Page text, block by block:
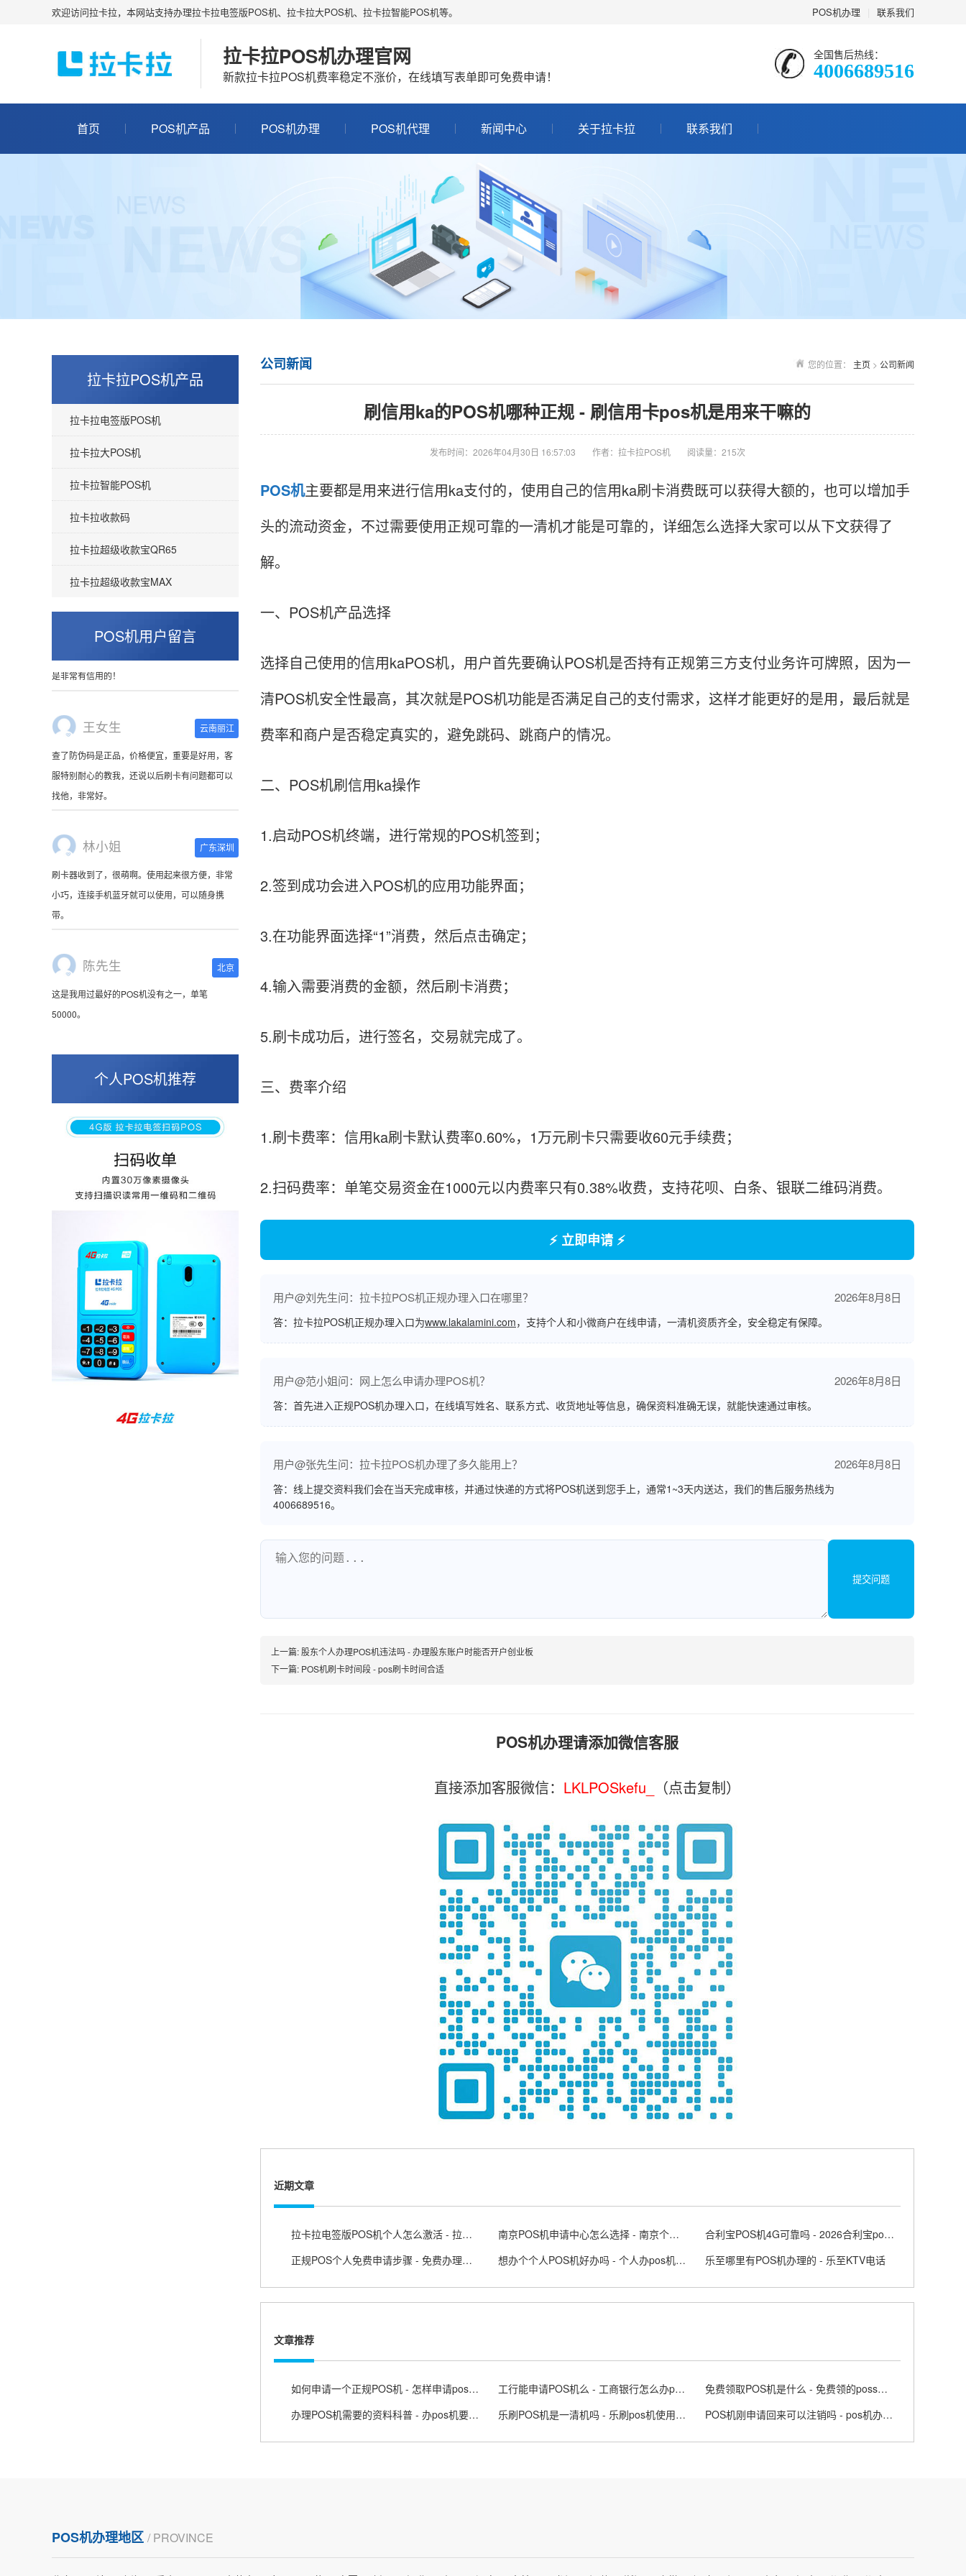
POS机办理 联系我们
欢迎访问拉卡拉，本网站支持办理拉卡拉电签版POS机、拉卡拉大POS机、拉卡拉智能POS机等。
拉卡拉POS机办理官网
新款拉卡拉POS机费率稳定不涨价，在线填写表单即可免费申请！
全国售后热线：
4006689516
首页 POS机产品 POS机办理 POS机代理 新闻中心 关于拉卡拉 联系我们
拉卡拉POS机产品
拉卡拉电签版POS机
拉卡拉大POS机
拉卡拉智能POS机
拉卡拉收款码
拉卡拉超级收款宝QR65
拉卡拉超级收款宝MAX
POS机用户留言
查了防伪码是正品，价格便宜，重要是好用，客
服特别耐心的教我，还说以后刷卡有问题都可以
找他，非常好。
刷卡器收到了，很萌啊。使用起来很方便，非常
小巧，连接手机蓝牙就可以使用，可以随身携
带。
这是我用过最好的POS机没有之一，单笔
50000。
好，但是可以接受。售后服务好整体比较满意。
周先生
孙女士
收到用了还可以，朋友推荐用的，她之前用了竟
然给提额了，希望我也能提呃，客服还和我说了
很多提额小技巧希望有用吧。
杨先生
下单要了两个，用了一个，这个还没用，到账很
个人POS机推荐
您的位置： 主页 > 公司新闻
公司新闻
刷信用ka的POS机哪种正规 - 刷信用卡pos机是用来干嘛的
发布时间：2026年04月30日 16:57:03 作者：拉卡拉POS机 阅读量：215次
POS机主要都是用来进行信用ka支付的，使用自己的信用ka刷卡消费既可以获得大额的，也可以增加手
头的流动资金，不过需要使用正规可靠的一清机才能是可靠的，详细怎么选择大家可以从下文获得了
解。
一、POS机产品选择
选择自己使用的信用kaPOS机，用户首先要确认POS机是否持有正规第三方支付业务许可牌照，因为一
清POS机安全性最高，其次就是POS机功能是否满足自己的支付需求，这样才能更好的是用，最后就是
费率和商户是否稳定真实的，避免跳码、跳商户的情况。
二、POS机刷信用ka操作
1.启动POS机终端，进行常规的POS机签到；
2.签到成功会进入POS机的应用功能界面；
3.在功能界面选择“1”消费，然后点击确定；
4.输入需要消费的金额，然后刷卡消费；
5.刷卡成功后，进行签名，交易就完成了。
三、费率介绍
1.刷卡费率：信用ka刷卡默认费率0.60%，1万元刷卡只需要收60元手续费；
2.扫码费率：单笔交易资金在1000元以内费率只有0.38%收费，支持花呗、白条、银联二维码消费。
⚡ 立即申请 ⚡
用户@刘先生问：拉卡拉POS机正规办理入口在哪里？ 2026年8月8日
答：拉卡拉POS机正规办理入口为www.lakalamini.com，支持个人和小微商户在线申请，一清机资质齐全，安全稳定有保障。
用户@范小姐问：网上怎么申请办理POS机？ 2026年8月8日
答：首先进入正规POS机办理入口，在线填写姓名、联系方式、收货地址等信息，确保资料准确无误，就能快速通过审核。
用户@张先生问：拉卡拉POS机办理了多久能用上？ 2026年8月8日
答：线上提交资料我们会在当天完成审核，并通过快递的方式将POS机送到您手上，通常1~3天内送达，我们的售后服务热线为
4006689516。
提交问题
上一篇:股东个人办理POS机违法吗 - 办理股东账户时能否开户创业板
下一篇: POS机刷卡时间段 - pos刷卡时间合适
POS机办理请添加微信客服
直接添加客服微信： LKLPOSkefu_ （点击复制）
近期文章
拉卡拉电签版POS机个人怎么激活 - 拉卡拉app上申请电签pos需要收费吗 南京POS机申请中心怎么选择 - 南京个人办理pos刷卡机
合利宝POS机4G可靠吗 - 2026合利宝pos费用
正规POS个人免费申请步骤 - 免费办理个人POS机的方法
想办个个人POS机好办吗 - 个人办pos机需要什么条件 乐至哪里有POS机办理的 - 乐至KTV电话
文章推荐
如何申请一个正规POS机 - 怎样申请pos机要办理pos机 工行能申请POS机么 - 工商银行怎么办pos机
免费领取POS机是什么 - 免费领的poss机可靠吗
办理POS机需要的资料科普 - 办pos机要什么
乐刷POS机是一清机吗 - 乐刷pos机使用说明 POS机刚申请回来可以注销吗 - pos机办理之后不用的结果
POS机办理地区 / PROVINCE